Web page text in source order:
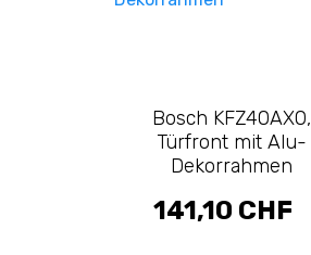
Bosch KFZ40AX0,
Türfront mit Alu-
Dekorrahmen
141,10 CHF